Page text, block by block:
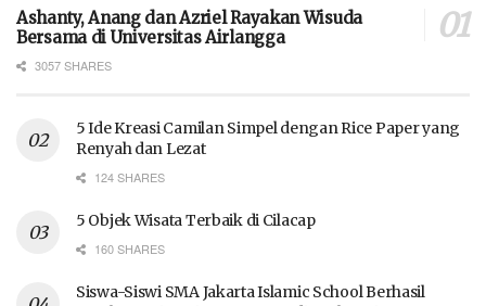
Ashanty, Anang dan Azriel Rayakan Wisuda
Bersama di Universitas Airlangga
3057 SHARES
5 Ide Kreasi Camilan Simpel dengan Rice Paper yang
Renyah dan Lezat
124 SHARES
5 Objek Wisata Terbaik di Cilacap
160 SHARES
Siswa-Siswi SMA Jakarta Islamic School Berhasil